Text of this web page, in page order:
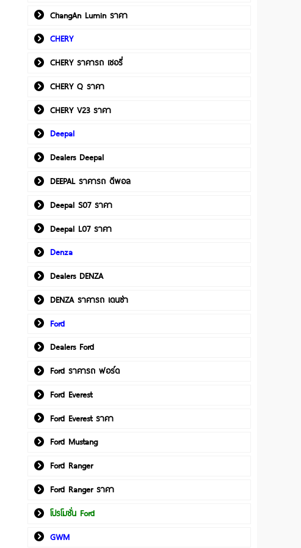
ChangAn Lumin ราคา
CHERY
CHERY ราคารถ เชอรี่
CHERY Q ราคา
CHERY V23 ราคา
Deepal
Dealers Deepal
DEEPAL ราคารถ ดีพอล
Deepal S07 ราคา
Deepal L07 ราคา
Denza
Dealers DENZA
DENZA ราคารถ เดนซ่า
Ford
Dealers Ford
Ford ราคารถ ฟอร์ด
Ford Everest
Ford Everest ราคา
Ford Mustang
Ford Ranger
Ford Ranger ราคา
โปรโมชั่น Ford
GWM